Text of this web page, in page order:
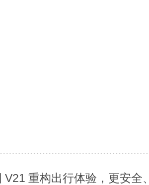
V21 重构出行体验，更安全